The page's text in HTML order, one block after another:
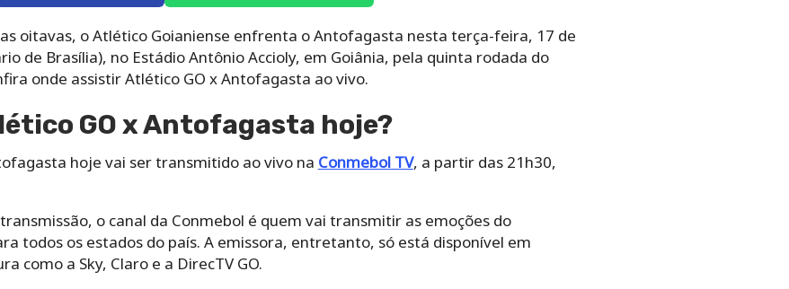
oitavas, o Atlético Goianiense enfrenta o Antofagasta nesta terça-feira, 17 de
de Brasília), no Estádio Antônio Accioly, em Goiânia, pela quinta rodada do
onde assistir Atlético GO x Antofagasta ao vivo.
GO x Antofagasta hoje?
hoje vai ser transmitido ao vivo na Conmebol TV, a partir das 21h30,
o canal da Conmebol é quem vai transmitir as emoções do
todos os estados do país. A emissora, entretanto, só está disponível em
como a Sky, Claro e a DirecTV GO.